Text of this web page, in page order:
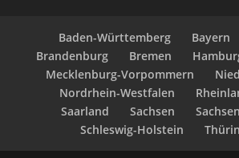
Baden-Württemberg Bayern
Brandenburg
Bremen
Mecklenburg-Vorpommern
Nordrhein-Westfalen
Saarland
Sachsen
Schleswig-Holstein